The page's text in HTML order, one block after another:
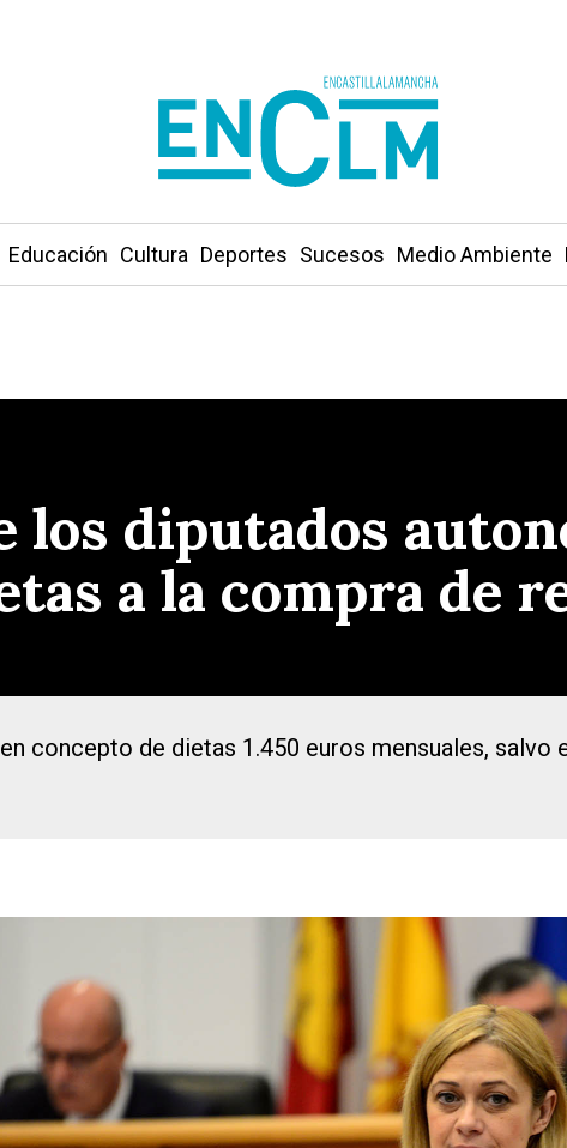
Educación Cultura Deportes Sucesos Medio Ambiente
los diputados
a la compra de
concepto de dietas 1.450 euros mensuales, salvo